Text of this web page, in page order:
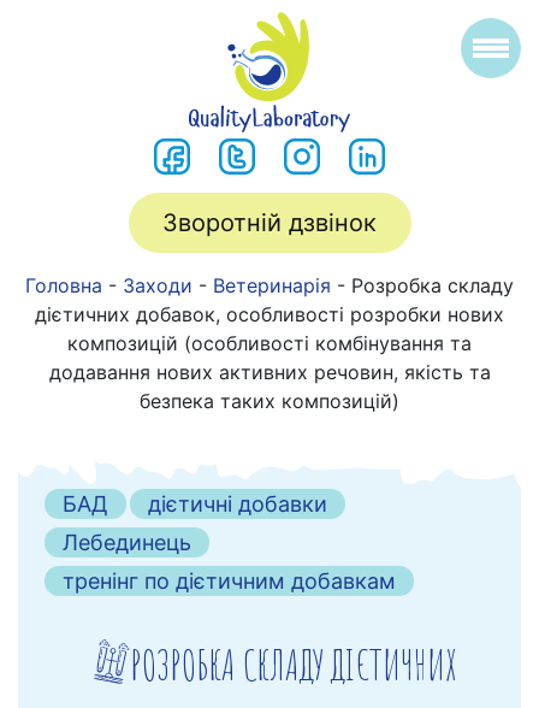
Зворотній дзвінок
Головна - Заходи - Ветеринарія - Розробка складу
дієтичних добавок, особливості розробки нових
композицій (особливості комбінування та
додавання нових активних речовин, якість та
безпека таких композицій)
БАД
дієтичні добавки
Лебединець
тренінг по дієтичним добавкам
РОЗРОБКА СКЛАДУ ДІЄТИЧНИХ